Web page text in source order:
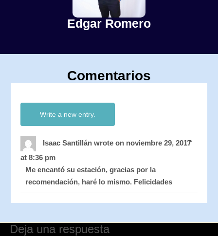
Edgar Romero
Comentarios
Isaac Santillánwrote on noviembre 29, 2017
at 8:36 pm
Me encantó su estación, gracias por la
recomendación, haré lo mismo. Felicidades
...this
Deja una respuesta